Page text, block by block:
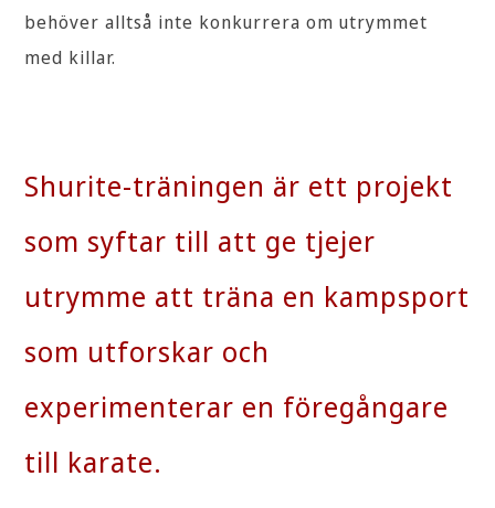
behöver alltså inte konkurrera om utrymmet
med killar.
Shurite-träningen är ett projekt
som syftar till att ge tjejer
utrymme att träna en kampsport
som utforskar och
experimenterar en föregångare
till karate.